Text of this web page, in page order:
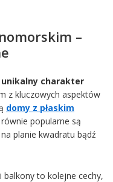
–
unikalny charakter
z kluczowych aspektów
domy z płaskim
popularne są
na planie kwadratu bądź
to kolejne cechy,